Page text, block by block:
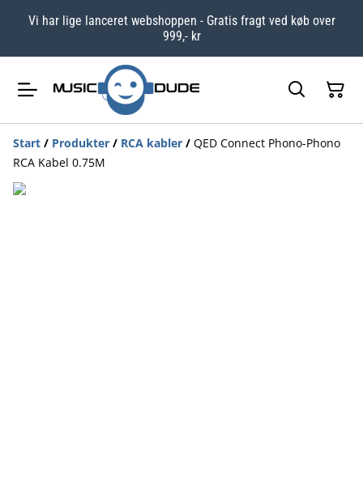
Vi har lige lanceret webshoppen - Gratis fragt ved køb over
999,- kr
Start / Produkter / RCA kabler / QED Connect Phono-Phono
RCA Kabel 0.75M